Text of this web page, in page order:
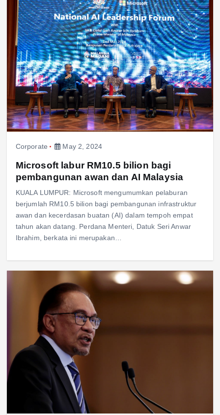
Corporate May 2, 2024
Microsoft labur RM10.5 bilion bagi
pembangunan awan dan AI Malaysia
KUALA LUMPUR: Microsoft mengumumkan pelaburan
berjumlah RM10.5 bilion bagi pembangunan infrastruktur
awan dan kecerdasan buatan (AI) dalam tempoh empat
tahun akan datang. Perdana Menteri, Datuk Seri Anwar
Ibrahim, berkata ini merupakan…